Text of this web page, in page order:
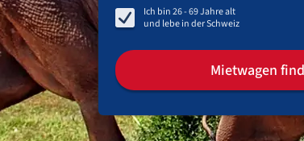
Ich bin26 - 69Jahre alt
und lebe inder Schweiz
Mietwagen